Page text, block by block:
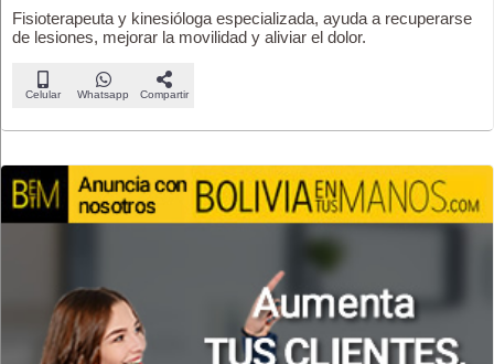
Fisioterapeuta y kinesióloga especializada, ayuda a recuperarse
de lesiones, mejorar la movilidad y aliviar el dolor.
Celular Whatsapp Compartir